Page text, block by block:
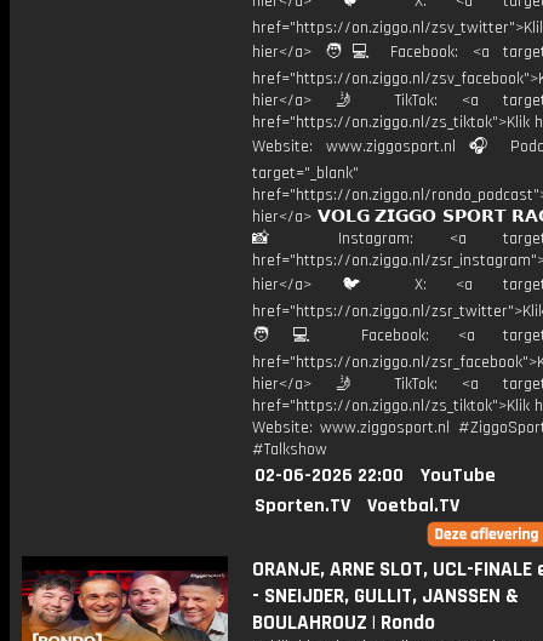
href="https://on.ziggo.nl/
hier</a> 🧑💻 Facebook: <a
href="https://on.ziggo.nl/
hier</a> 🤳 TikTok: <a
href="https://on.ziggo.nl/zs_tiktok">Klik
Website: www.ziggosport.nl 🎧
target="_blank"
href="https://on.ziggo.nl/
hier</a> 𝗩𝗢𝗟𝗚 𝗭𝗜𝗚𝗚𝗢 𝗦𝗣𝗢𝗥𝗧
📸 Instagram: <a
href="https://on.ziggo.nl/
hier</a> 🐦 X: <a
href="https://on.ziggo.nl/
🧑💻 Facebook: <a
href="https://on.ziggo.nl/
hier</a> 🤳 TikTok: <a
href="https://on.ziggo.nl/zs_tiktok">Klik
Website: www.ziggosport.nl
#Talkshow
02-06-2026 22:00
YouTube
Sporten.TV
Voetbal.TV
ORANJE, ARNE SLOT, UCL-FINALE
- SNEIJDER, GULLIT, JANSSEN &
BOULAHROUZ | Rondo